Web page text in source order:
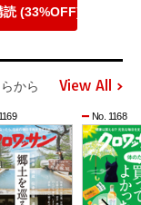
読 (33%OFF)
から View All
No. 1168